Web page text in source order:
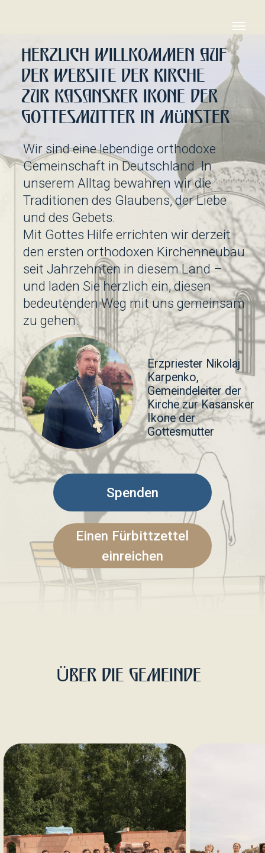
Einen Fürbittzettel
einreichen
Spenden
Erzpriester Nikolaj
Karpenko,
Gemeindeleiter der
Kirche zur Kasansker
Ikone der
Gottesmutter
Wir sind eine lebendige orthodoxe
Gemeinschaft in Deutschland. In
unserem Alltag bewahren wir die
Traditionen des Glaubens, der Liebe
und des Gebets.
Mit Gottes Hilfe errichten wir derzeit
den ersten orthodoxen Kirchenneubau
seit Jahrzehnten in diesem Land –
und laden Sie herzlich ein, diesen
bedeutenden Weg mit uns gemeinsam
zu gehen.
der Website der Kirche
zur Kasansker Ikone der
Gottesmutter in Münster
Über die Gemeinde
Mehr erfahren →